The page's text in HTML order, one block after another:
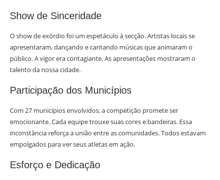
Show de Sinceridade
O show de exórdio foi um espetáculo à secção. Artistas locais se
apresentaram, dançando e cantando músicas que animaram o
público. A vigor era contagiante. As apresentações mostraram o
talento da nossa cidade.
Participação dos Municípios
Com 27 municípios envolvidos, a competição promete ser
emocionante. Cada equipe trouxe suas cores e bandeiras. Essa
inconstância reforça a união entre as comunidades. Todos estavam
empolgados para ver seus atletas em ação.
Esforço e Dedicação